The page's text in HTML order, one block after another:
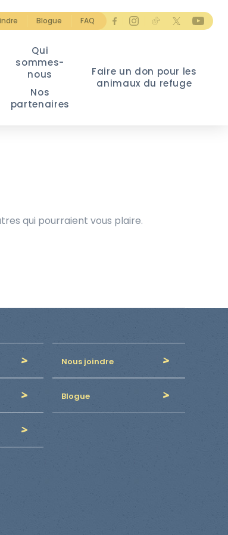
Blogue FAQ
Qui
sommes-
nous
Nos
partenaires
Faire un don pour les
animaux du refuge
qui pourraient vous plaire.
Nous joindre
Blogue